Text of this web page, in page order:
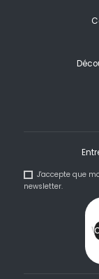
J'accepte que
newsletter.